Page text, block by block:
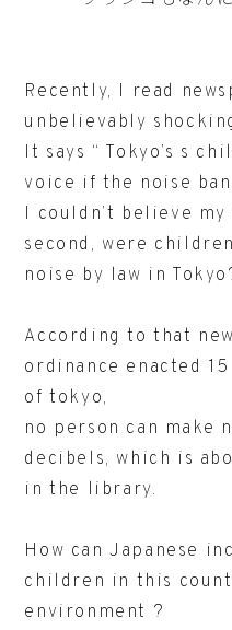
Recently, I read
unbelievably
It says “ Tokyo’s s
voice if the noise
I couldn’t believe my
second, were
noise by law in
According to that
ordinance enacted
of tokyo,
no person can make
decibels, which is
in the library.
How can Japanese
children in this
environment ?